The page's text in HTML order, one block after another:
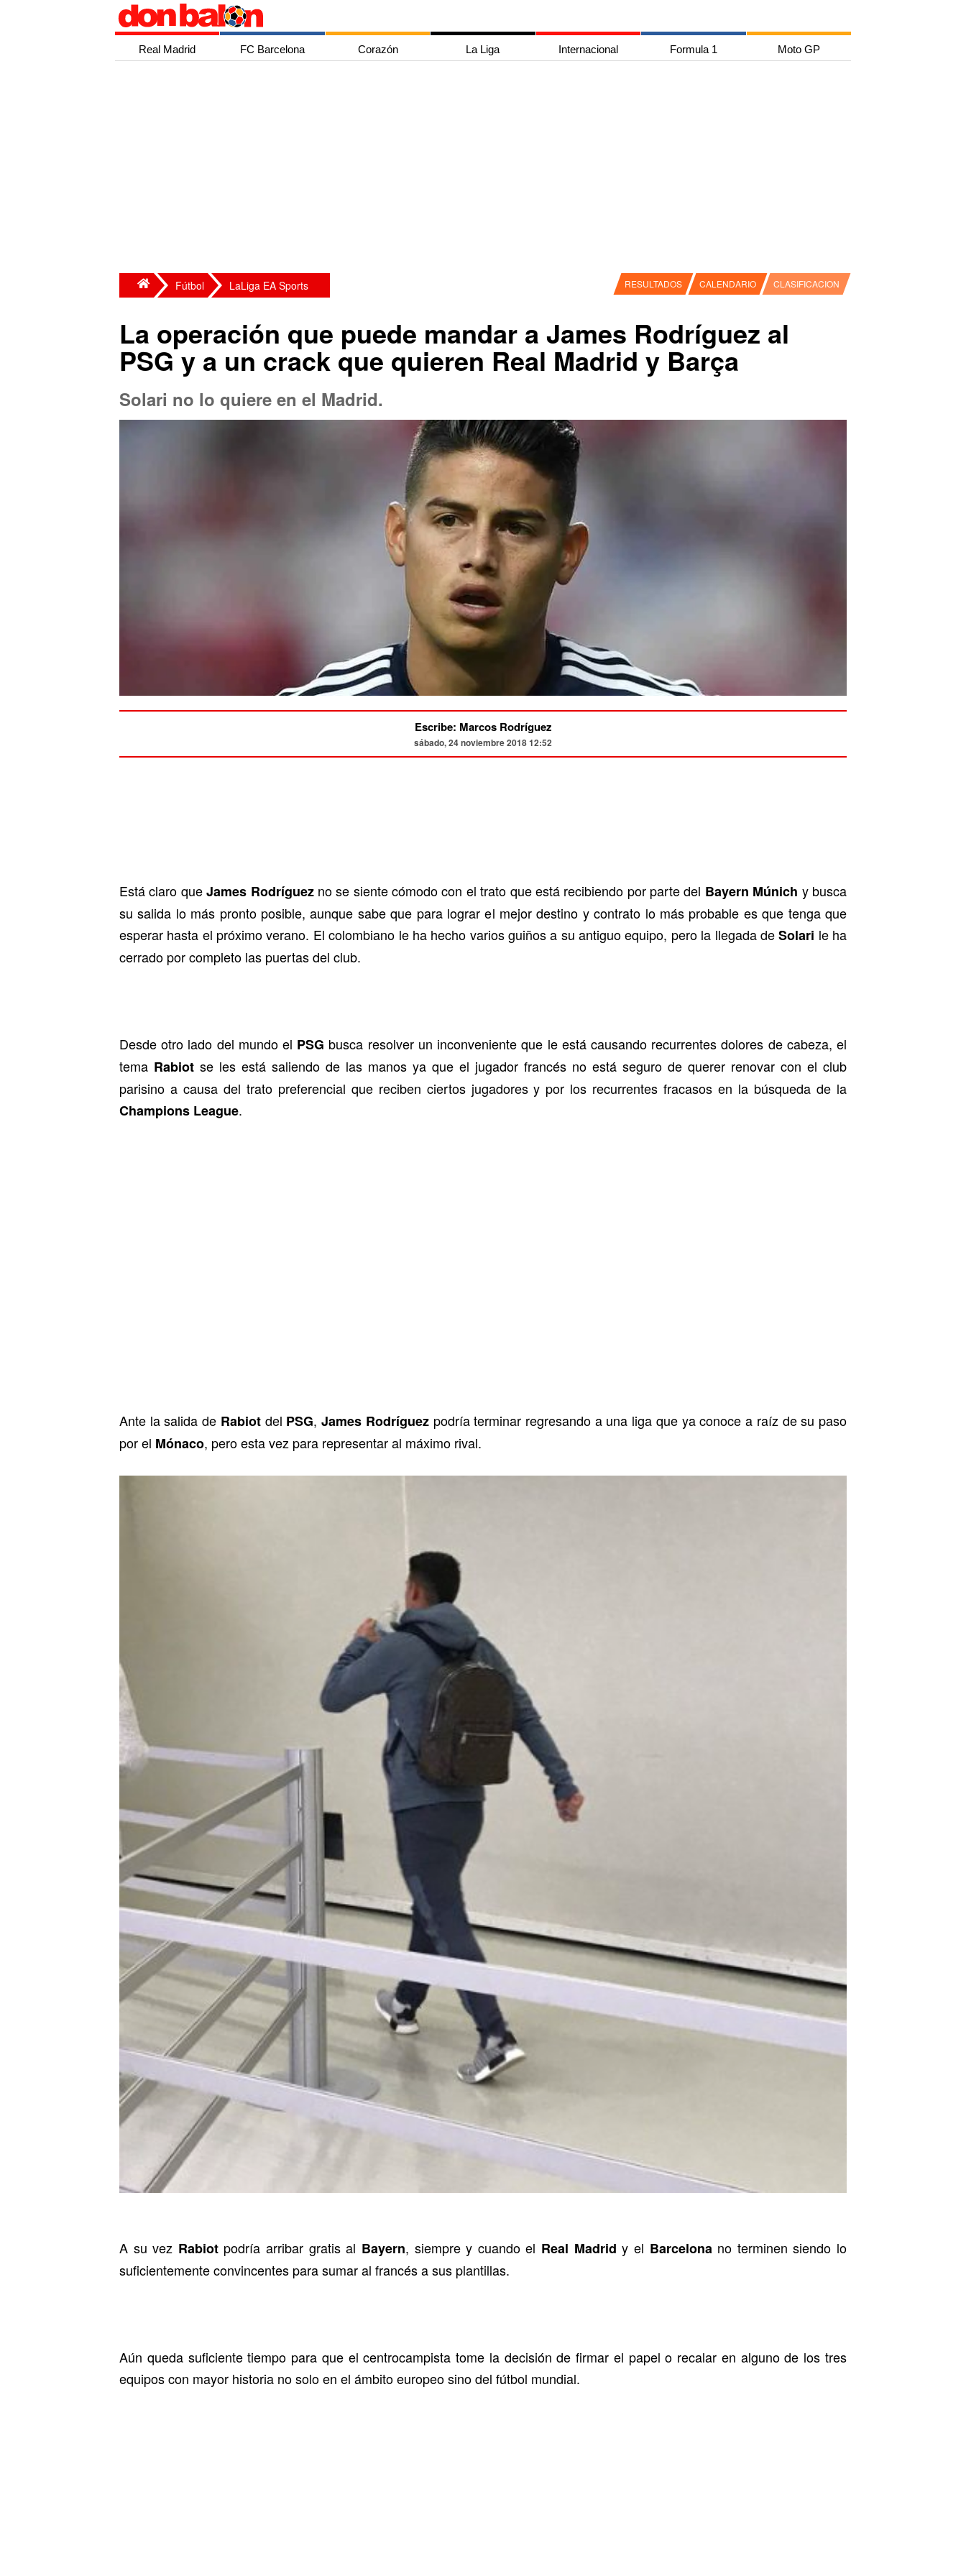
Real Madrid FC Barcelona Corazón La Liga Internacional Formula 1 Moto GP
Fútbol LaLiga EA Sports RESULTADOS CALENDARIO CLASIFICACION
La operación que puede mandar a James Rodríguez al
PSG y a un crack que quieren Real Madrid y Barça
Solari no lo quiere en el Madrid.
Escribe: Marcos Rodríguez
sábado, 24 noviembre 2018 12:52
Está claro queJames Rodríguezno se siente cómodo con el trato que está recibiendo por parte del Bayern Múnich y busca
su salida lo más pronto posible, aunque sabe que para lograr el mejor destino y contrato lo más probable es que tenga que
esperar hasta el próximo verano. El colombiano le ha hecho varios guiños a su antiguo equipo, pero la llegada deSolari le ha
cerrado por completo las puertas del club.
Desde otro lado del mundo el PSG busca resolver un inconveniente que le está causando recurrentes dolores de cabeza, el
tema Rabiot se les está saliendo de las manos ya que el jugador francés no está seguro de querer renovar con el club
parisino a causa del trato preferencial que reciben ciertos jugadores y por los recurrentes fracasos en la búsqueda de la
Champions League.
Ante la salida de Rabiotdel PSG,James Rodríguezpodría terminar regresando a una liga que ya conoce a raíz de su paso
por el Mónaco, pero esta vez para representar al máximo rival.
A su vez Rabiotpodría arribar gratis al Bayern, siempre y cuando el Real Madrid y el Barcelona no terminen siendo lo
suficientemente convincentes para sumar al francés a sus plantillas.
Aún queda suficiente tiempo para que el centrocampista tome la decisión de firmar el papel o recalar en alguno de los tres
equipos con mayor historia no solo en el ámbito europeo sino del fútbol mundial.